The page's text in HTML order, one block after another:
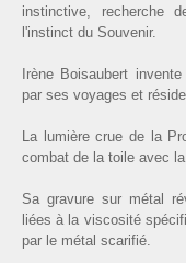
instinctive, recherche
l'instinct du Souvenir.
Irène Boisaubert
par ses voyages et
La lumière crue de la
combat de la toile avec
Sa gravure sur métal
liées à la viscosité
par le métal scarifié.